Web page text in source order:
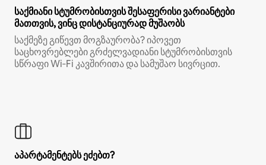
საქმიანი სტუმრობისთვის შესაფერისი ვარიანტები
მათთვის, ვინც დისტანციურად მუშაობს
საქმეზე გიწევთ მოგზაურობა? იპოვეთ
საცხოვრებლები გრძელვადიანი სტუმრობისთვის
სწრაფი Wi‑Fi კავშირითა და სამუშაო სივრცით.
აპარტამენტებს ეძებთ?